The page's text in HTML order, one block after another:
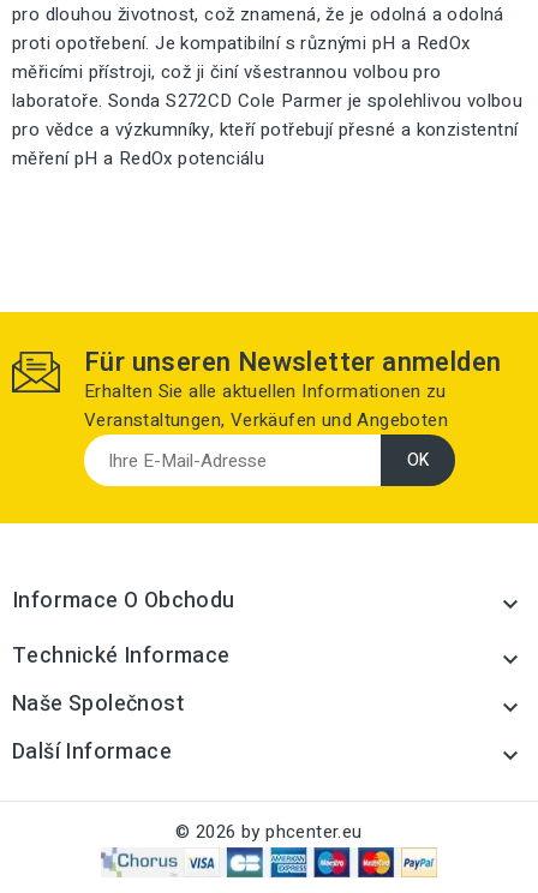
pro dlouhou životnost, což znamená, že je odolná a odolná
proti opotřebení. Je kompatibilní s různými pH a RedOx
měřicími přístroji, což ji činí všestrannou volbou pro
laboratoře. Sonda S272CD Cole Parmer je spolehlivou volbou
pro vědce a výzkumníky, kteří potřebují přesné a konzistentní
měření pH a RedOx potenciálu
Für unseren Newsletter anmelden
Erhalten Sie alle aktuellen Informationen zu
Veranstaltungen, Verkäufen und Angeboten
Informace O Obchodu 
Technické Informace 
Naše Společnost 
Další Informace 
© 2026 by phcenter.eu